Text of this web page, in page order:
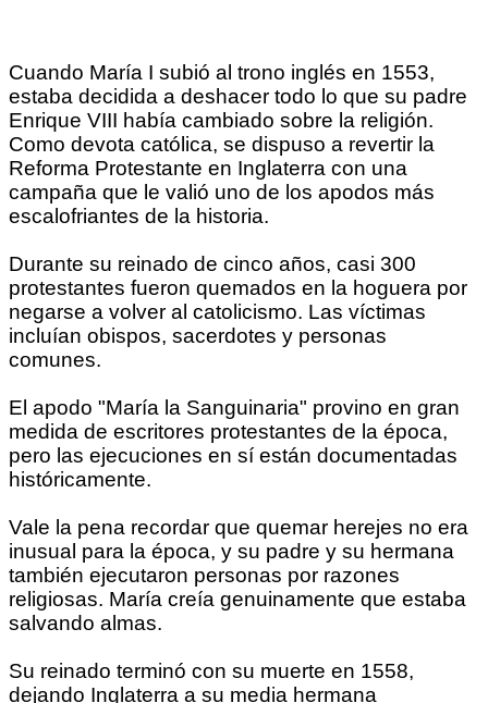
Cuando María I subió al trono inglés en 1553,
estaba decidida a deshacer todo lo que su padre
Enrique VIII había cambiado sobre la religión.
Como devota católica, se dispuso a revertir la
Reforma Protestante en Inglaterra con una
campaña que le valió uno de los apodos más
escalofriantes de la historia.
Durante su reinado de cinco años, casi 300
protestantes fueron quemados en la hoguera por
negarse a volver al catolicismo. Las víctimas
incluían obispos, sacerdotes y personas
comunes.
El apodo "María la Sanguinaria" provino en gran
medida de escritores protestantes de la época,
pero las ejecuciones en sí están documentadas
históricamente.
Vale la pena recordar que quemar herejes no era
inusual para la época, y su padre y su hermana
también ejecutaron personas por razones
religiosas. María creía genuinamente que estaba
salvando almas.
Su reinado terminó con su muerte en 1558,
dejando Inglaterra a su media hermana